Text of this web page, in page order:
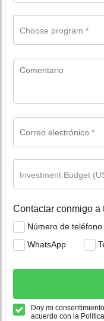
Choose program *
Investment Budget
Contactar conmigo a
Número de teléfono
WhatsApp
Doy mi
acuerdo con la